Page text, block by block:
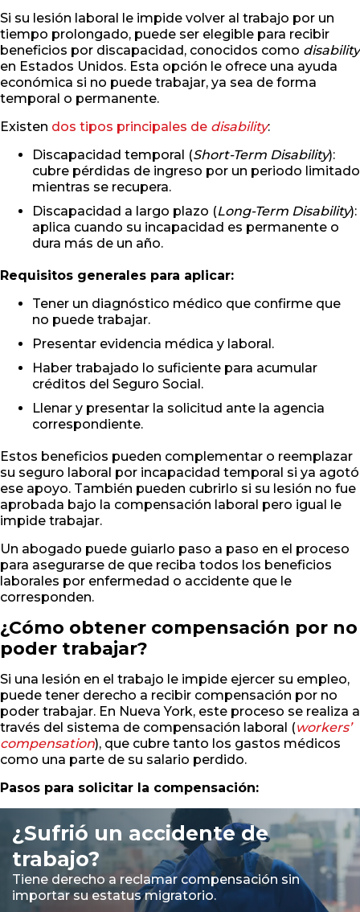
Si su lesión laboral le impide volver al trabajo por un
tiempo prolongado, puede ser elegible para recibir
beneficios por discapacidad, conocidos como disability
en Estados Unidos. Esta opción le ofrece una ayuda
económica si no puede trabajar, ya sea de forma
temporal o permanente.
Existen dos tipos principales de disability:
Discapacidad temporal (Short-Term Disability):
cubre pérdidas de ingreso por un periodo limitado
mientras se recupera.
Discapacidad a largo plazo (Long-Term Disability):
aplica cuando su incapacidad es permanente o
dura más de un año.
Requisitos generales para aplicar:
Tener un diagnóstico médico que confirme que
no puede trabajar.
Presentar evidencia médica y laboral.
Haber trabajado lo suficiente para acumular
créditos del Seguro Social.
Llenar y presentar la solicitud ante la agencia
correspondiente.
Estos beneficios pueden complementar o reemplazar
su seguro laboral por incapacidad temporal si ya agotó
ese apoyo. También pueden cubrirlo si su lesión no fue
aprobada bajo la compensación laboral pero igual le
impide trabajar.
Un abogado puede guiarlo paso a paso en el proceso
para asegurarse de que reciba todos los beneficios
laborales por enfermedad o accidente que le
corresponden.
¿Cómo obtener compensación por no
poder trabajar?
Si una lesión en el trabajo le impide ejercer su empleo,
puede tener derecho a recibir compensación por no
poder trabajar. En Nueva York, este proceso se realiza a
través del sistema de compensación laboral (workers’
compensation), que cubre tanto los gastos médicos
como una parte de su salario perdido.
Pasos para solicitar la compensación:
¿Sufrió un accidente de
trabajo?
Tiene derecho a reclamar compensación sin
importar su estatus migratorio.